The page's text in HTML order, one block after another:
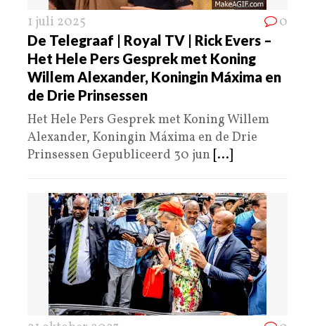
1 juli 2025 0
De Telegraaf | Royal TV | Rick Evers –
Het Hele Pers Gesprek met Koning
Willem Alexander, Koningin Máxima en
de Drie Prinsessen
Het Hele Pers Gesprek met Koning Willem
Alexander, Koningin Máxima en de Drie
Prinsessen Gepubliceerd 30 jun [...]